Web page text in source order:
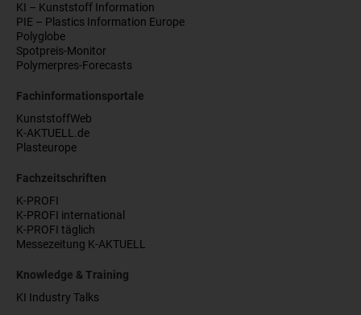
KI – Kunststoff Information
PIE – Plastics Information Europe
Polyglobe
Spotpreis-Monitor
Polymerpres-Forecasts
Fachinformationsportale
KunststoffWeb
K-AKTUELL.de
Plasteurope
Fachzeitschriften
K-PROFI
K-PROFI international
K-PROFI täglich
Messezeitung K-AKTUELL
Knowledge & Training
KI Industry Talks